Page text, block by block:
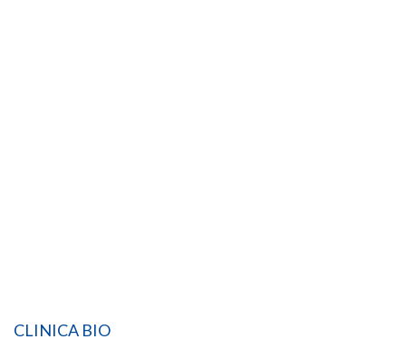
CLINICA BIO